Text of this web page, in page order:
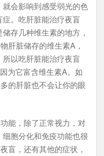
会影响到感受弱光的色
。吃肝脏能治疗夜盲
存几种维生素的地方，
肝脏储存的维生素A，
以吃肝脏能治疗夜盲
为它富含维生素A。如
的肝脏也不会让你的眼
能，除了正常视力，对
胞分化和免疫功能也很
盲，还有其他的症状，